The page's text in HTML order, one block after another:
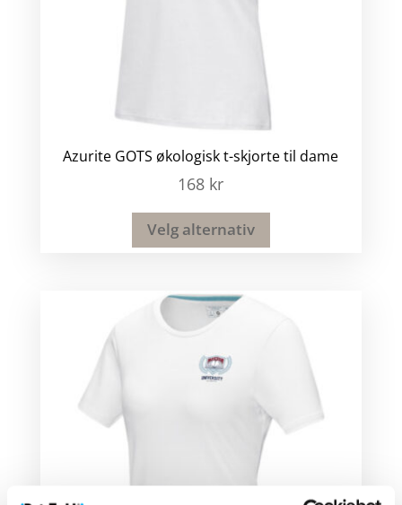
Azurite GOTS økologisk t-skjorte til dame
168 kr
Velg alternativ